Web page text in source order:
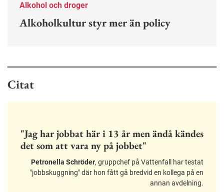
Alkohol och droger
Alkoholkultur styr mer än policy
Citat
"Jag har jobbat här i 13 år men ändå kändes
det som att vara ny på jobbet"
Petronella Schröder, gruppchef på Vattenfall har testat
"jobbskuggning" där hon fått gå bredvid en kollega på en
annan avdelning.